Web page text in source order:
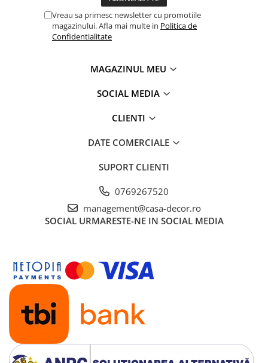
Vreau sa primesc newsletter cu promotiile
magazinului. Afla mai multe in Politica de
Confidentialitate
MAGAZINUL MEU
SOCIAL MEDIA
CLIENTI
DATE COMERCIALE
SUPORT CLIENTI
0769267520
management@casa-decor.ro
SOCIAL URMARESTE-NE IN SOCIAL MEDIA